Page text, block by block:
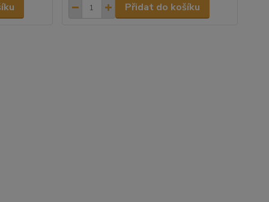
Přidat do košíku